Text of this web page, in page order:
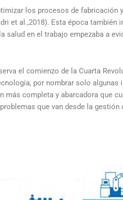
los procesos de
et al.,2018). Esta época
salud en el trabajo empezaba a
el comienzo de la Cuarta
por nombrar solo
más completa y abarcadora que
que van desde la